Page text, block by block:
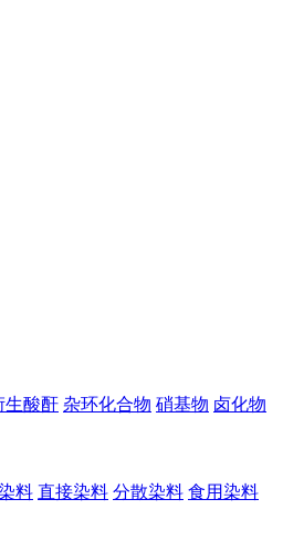
生酸酐 杂环化合物 硝基物 卤化物
料 直接染料 分散染料 食用染料